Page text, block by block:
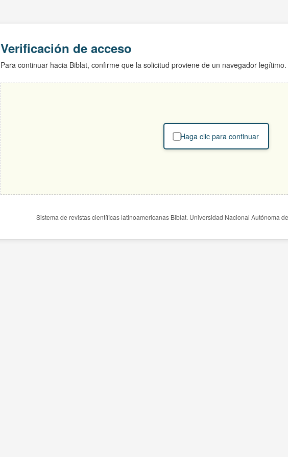
Verificación de acceso
Para continuar hacia Biblat, confirme que la solicitud proviene de un navegador legítimo.
Haga clic para continuar
Sistema de revistas científicas latinoamericanas Biblat. Universidad Nacional Autónoma